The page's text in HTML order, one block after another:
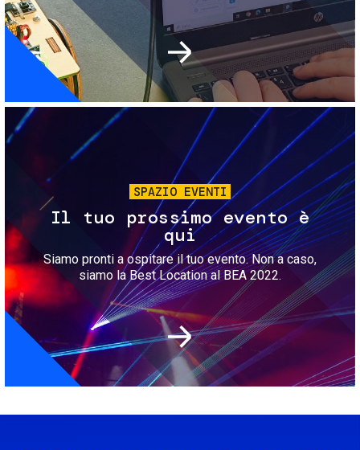
Immagine
SPAZIO EVENTI
Il tuo prossimo evento è
qui
Siamo pronti a ospitare il tuo evento. Non a caso,
siamo la Best Location al BEA 2022.